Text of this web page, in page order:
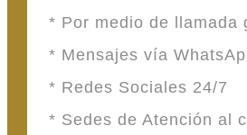
* Por medio de
* Mensajes vía
* Redes Sociales 24/7
* Sedes de Atención al